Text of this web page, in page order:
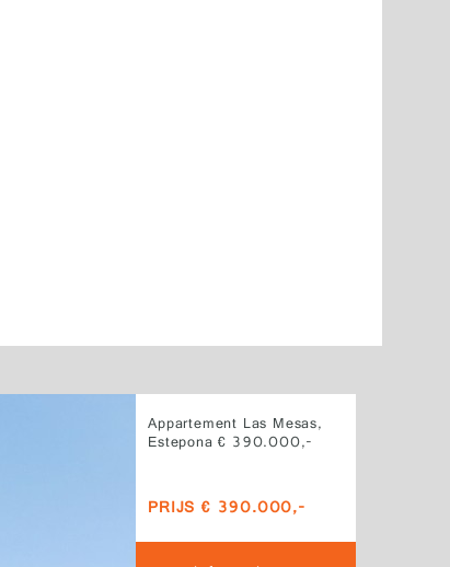
Appartement Las Mesas,
Estepona € 390.000,-
PRIJS € 390.000,-